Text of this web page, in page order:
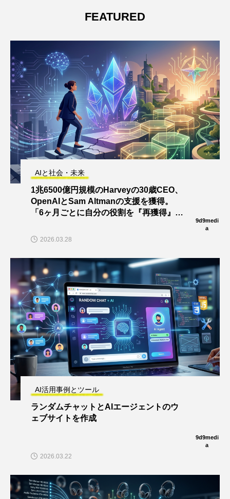
FEATURED
AIと社会・未来
1兆6500億円規模のHarveyの30歳CEO、
OpenAIとSam Altmanの支援を獲得。
「6ヶ月ごとに自分の役割を『再獲得』す
9d9medi
a
2026.03.28
AI活用事例とツール
ランダムチャットとAIエージェントのウ
ェブサイトを作成
9d9medi
a
2026.03.22